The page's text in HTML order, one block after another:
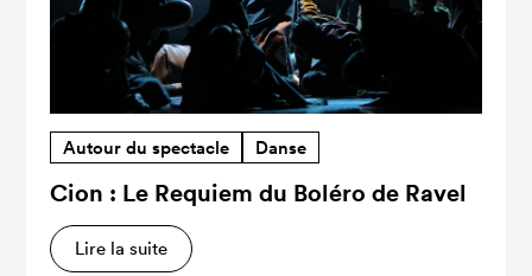
Autour du spectacle Danse
Cion : Le Requiem du Boléro de Ravel
Lire la suite